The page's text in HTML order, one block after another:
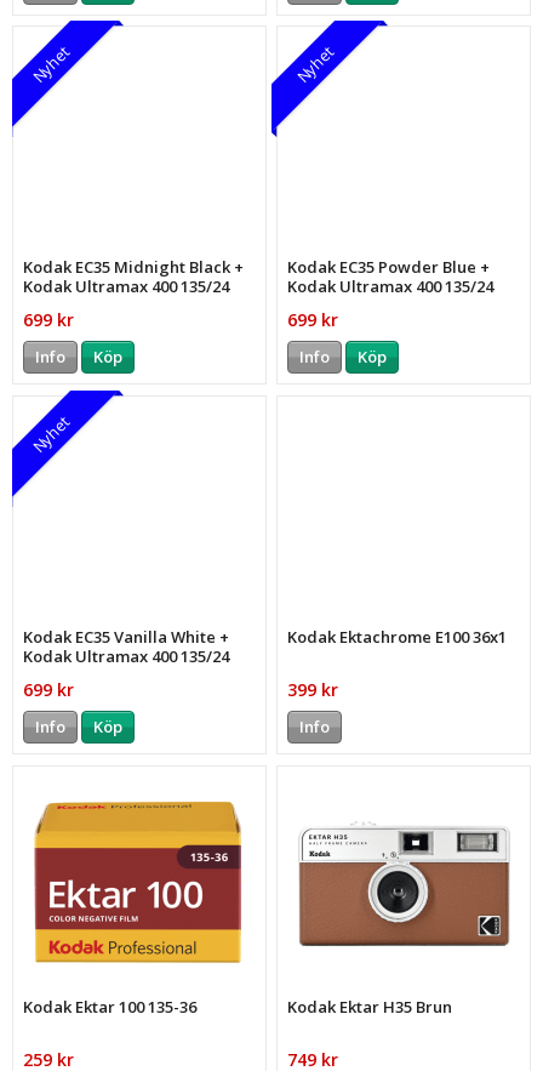
Nyhet
Kodak EC35 Midnight Black +
Kodak Ultramax 400 135/24
699 kr
Info Köp
Nyhet
Kodak EC35 Powder Blue +
Kodak Ultramax 400 135/24
699 kr
Info Köp
Nyhet
Kodak EC35 Vanilla White +
Kodak Ultramax 400 135/24
699 kr
Info Köp
Kodak Ektachrome E100 36x1
399 kr
Info
Kodak Ektar 100 135-36
259 kr
Kodak Ektar H35 Brun
749 kr